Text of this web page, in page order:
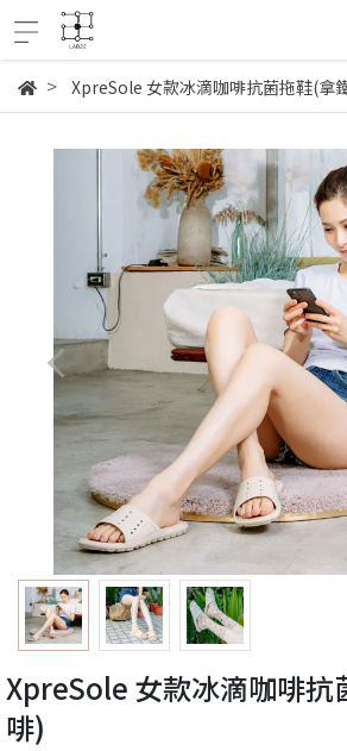
XpreSole 女款冰滴咖啡抗菌拖鞋(拿
XpreSole 女款冰滴咖啡抗
啡)